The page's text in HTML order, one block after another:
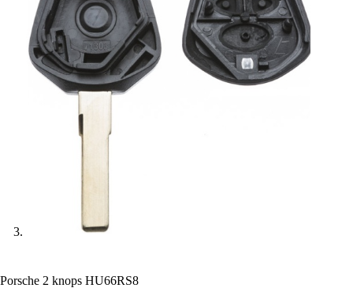
Porsche 2 knops HU66RS8